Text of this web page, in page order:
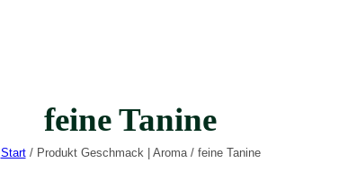
feine Tanine
Start/ Produkt Geschmack | Aroma / feine Tanine